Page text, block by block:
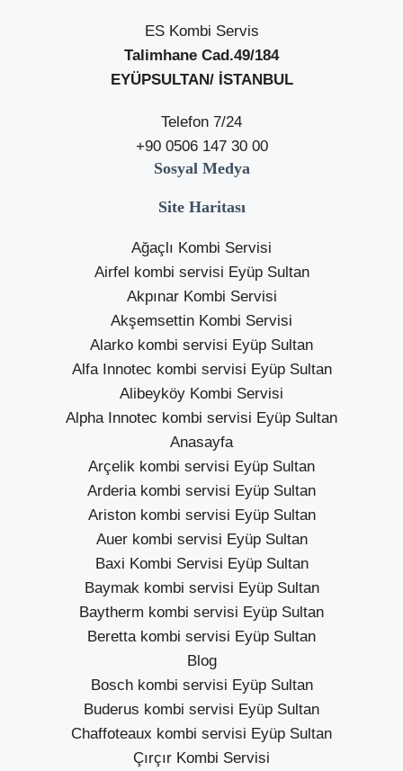
ES Kombi Servis
Talimhane Cad.49/184
EYÜPSULTAN/ İSTANBUL
Telefon 7/24
+90 0506 147 30 00
Sosyal Medya
Site Haritası
Ağaçlı Kombi Servisi
Airfel kombi servisi Eyüp Sultan
Akpınar Kombi Servisi
Akşemsettin Kombi Servisi
Alarko kombi servisi Eyüp Sultan
Alfa Innotec kombi servisi Eyüp Sultan
Alibeyköy Kombi Servisi
Alpha Innotec kombi servisi Eyüp Sultan
Anasayfa
Arçelik kombi servisi Eyüp Sultan
Arderia kombi servisi Eyüp Sultan
Ariston kombi servisi Eyüp Sultan
Auer kombi servisi Eyüp Sultan
Baxi Kombi Servisi Eyüp Sultan
Baymak kombi servisi Eyüp Sultan
Baytherm kombi servisi Eyüp Sultan
Beretta kombi servisi Eyüp Sultan
Blog
Bosch kombi servisi Eyüp Sultan
Buderus kombi servisi Eyüp Sultan
Chaffoteaux kombi servisi Eyüp Sultan
Çırçır Kombi Servisi